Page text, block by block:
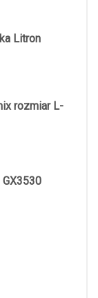
Litron
rozmiar L-